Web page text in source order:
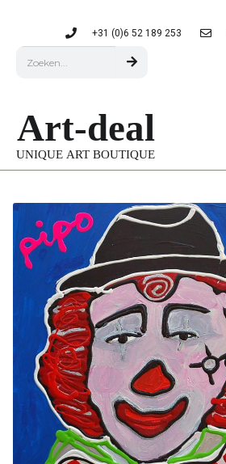
+31 (0)6 52 189 253